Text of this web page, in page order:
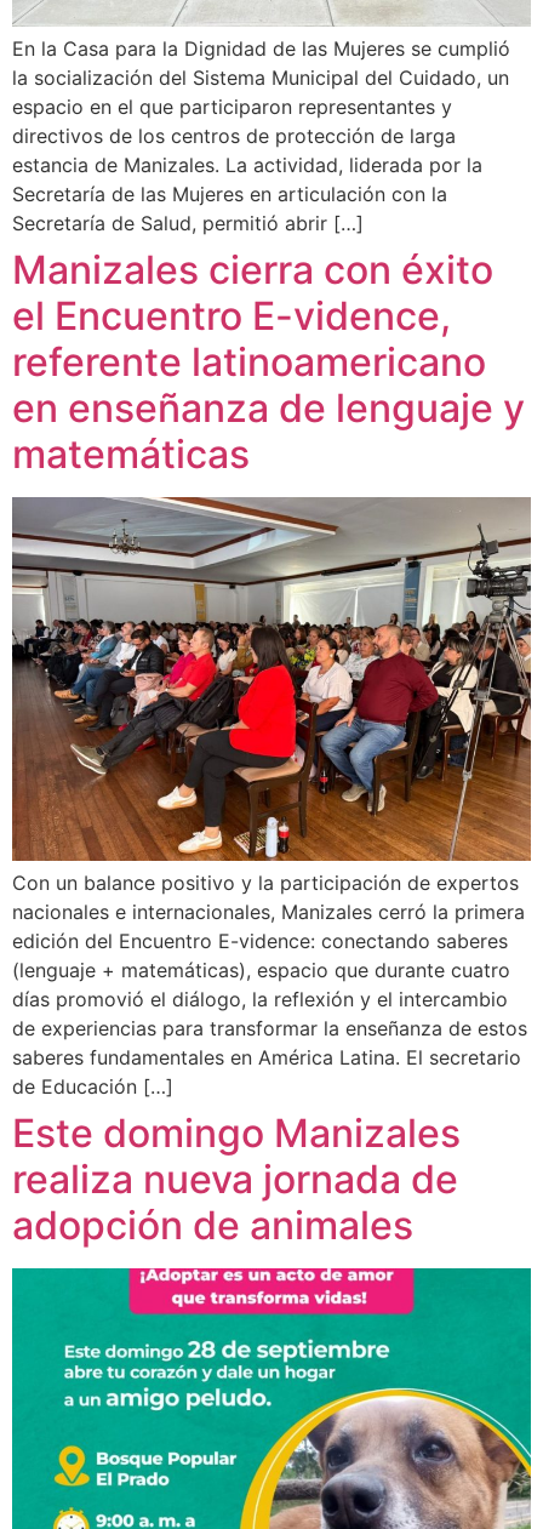
En la Casa para la Dignidad de las Mujeres se cumplió
la socialización del Sistema Municipal del Cuidado, un
espacio en el que participaron representantes y
directivos de los centros de protección de larga
estancia de Manizales. La actividad, liderada por la
Secretaría de las Mujeres en articulación con la
Secretaría de Salud, permitió abrir […]
Manizales cierra con éxito
el Encuentro E-vidence,
referente latinoamericano
en enseñanza de lenguaje y
matemáticas
Con un balance positivo y la participación de expertos
nacionales e internacionales, Manizales cerró la primera
edición del Encuentro E-vidence: conectando saberes
(lenguaje + matemáticas), espacio que durante cuatro
días promovió el diálogo, la reflexión y el intercambio
de experiencias para transformar la enseñanza de estos
saberes fundamentales en América Latina. El secretario
de Educación […]
Este domingo Manizales
realiza nueva jornada de
adopción de animales